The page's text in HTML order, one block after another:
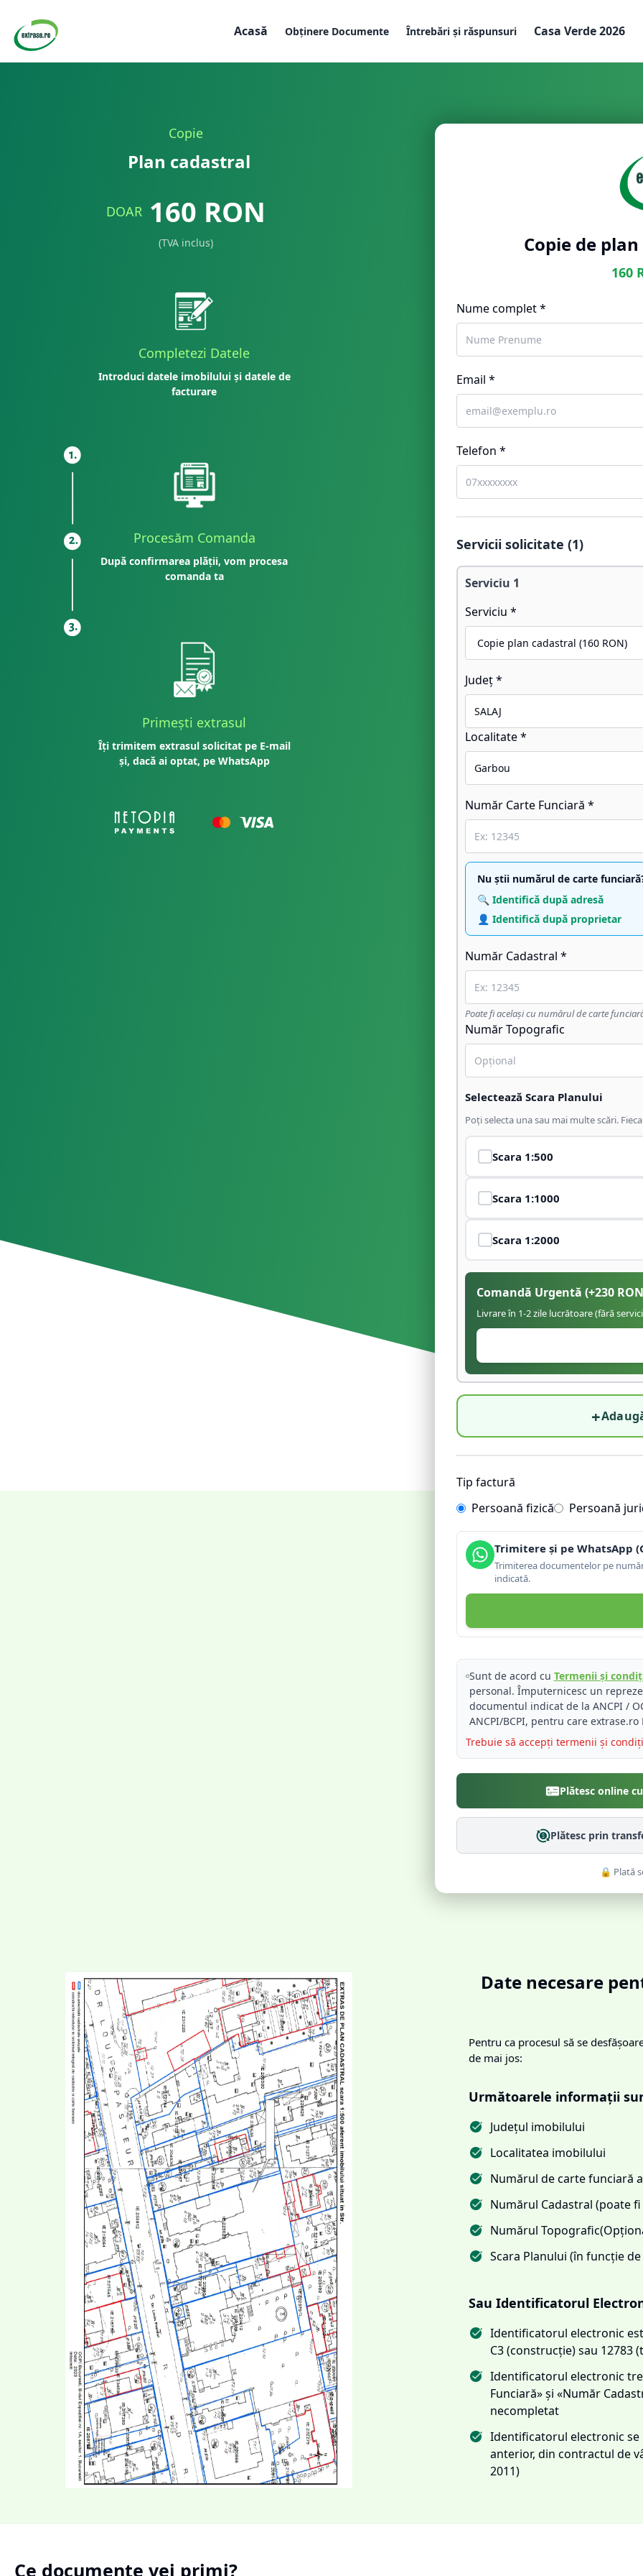
Acasă Obținere Documente Întrebări și răspunsuri Casa Verde 2026
Copie
Plan cadastral
DOAR 160 RON
(TVA inclus)
Completezi Datele
Introduci datele imobilului și datele de
facturare
Procesăm Comanda
După confirmarea plății, vom procesa
comanda ta
Primești extrasul
Îți trimitem extrasul solicitat pe E-mail
și, dacă ai optat, pe WhatsApp
Copie de
160
Nume complet *
Email *
Telefon *
Servicii solicitate (1)
Serviciu 1
Serviciu *
Județ *
Localitate *
Număr Carte Funciară *
Nu știi numărul de carte
🔍 Identifică după adresă
👤 Identifică după proprietar
Număr Cadastral *
Poate fi același cu numărul de carte
Număr Topografic
Selectează Scara Planului
Poți selecta una sau mai multe scări.
Scara 1:500
Scara 1:1000
Scara 1:2000
Comandă Urgentă (+230
Livrare în 1-2 zile lucrătoare (fără
+
Tip factură
Persoană fizică
Persoană
Trimitere și pe WhatsApp
Trimiterea documentelor pe
indicată.
Sunt de acord cu Termenii și
personal. Împuternicesc un
documentul indicat de la ANCPI /
ANCPI/BCPI, pentru care
Trebuie să accepți termenii și
Plătesc online
Plătesc prin
🔒 Plată
Date necesare
Pentru ca procesul să se
de mai jos:
Următoarele informații
Județul imobilului
Localitatea imobilului
Numărul de carte funciară
Numărul Cadastral (poate
Numărul
Scara Planului (în funcție
Sau Identificatorul
Identificatorul electronic
C3 (construcție) sau 12783
Identificatorul electronic
Funciară» și «Număr
necompletat
Identificatorul electronic
anterior, din contractul de
2011)
Ce documente vei primi?